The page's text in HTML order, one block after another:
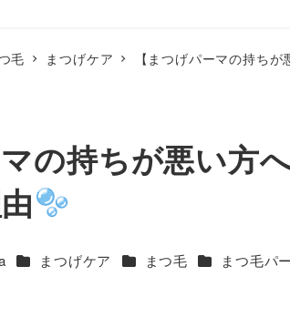
毛 まつげケア 【まつげパーマの持ち
マの持ちが悪い方
カテゴリー
まつげケア カテゴリー
まつ毛 カテゴリー
まつ毛パ